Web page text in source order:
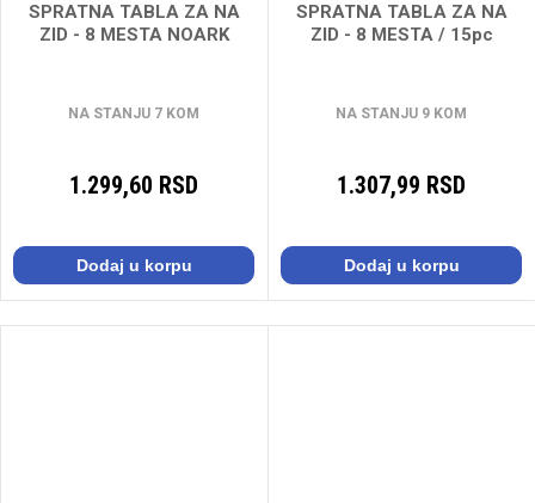
SPRATNA TABLA ZA NA
ZID - 8 MESTA NOARK
NA STANJU 7 KOM
1.299,60 RSD
Dodaj u korpu
SPRATNA TABLA ZA NA
ZID - 8 MESTA / 15pc
NA STANJU 9 KOM
1.307,99 RSD
Dodaj u korpu